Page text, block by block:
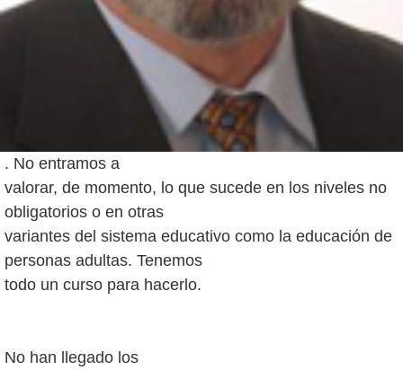
. No entramos a
valorar, de momento, lo que sucede en los niveles no
obligatorios o en otras
variantes del sistema educativo como la educación de
personas adultas. Tenemos
todo un curso para hacerlo.
No han llegado los